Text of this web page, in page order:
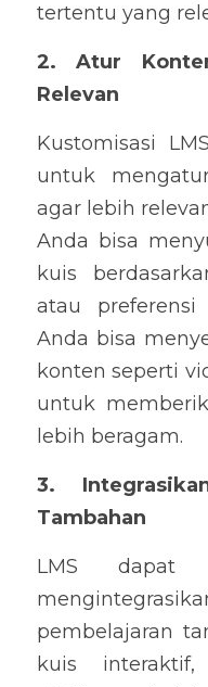
tertentu yang
2. Atur
Relevan
Kustomisasi
untuk
agar lebih
Anda bisa
kuis
atau preferensi
Anda bisa
konten seperti
untuk
lebih beragam.
3.
Tambahan
LMS dapat
pembelajaran
kuis